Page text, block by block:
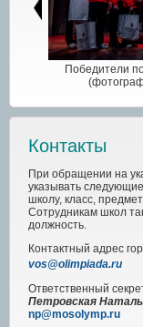
Победители
Контакты
При обращении на
указывать
школу, класс,
Сотрудникам школ
должность.
Контактный адрес
vos@olimpiada.ru
Ответственный
Петровская
np@mosolymp.ru